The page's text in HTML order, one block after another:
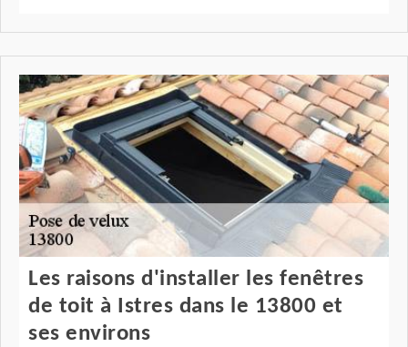
Les raisons d'installer les fenêtres
de toit à Istres dans le 13800 et
ses environs